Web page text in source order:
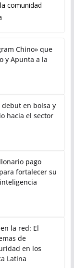
comunidad
Chino» que
y Apunta a la
en bolsa y
hacia el sector
pago
fortalecer su
la red: El
de
en los
Latina